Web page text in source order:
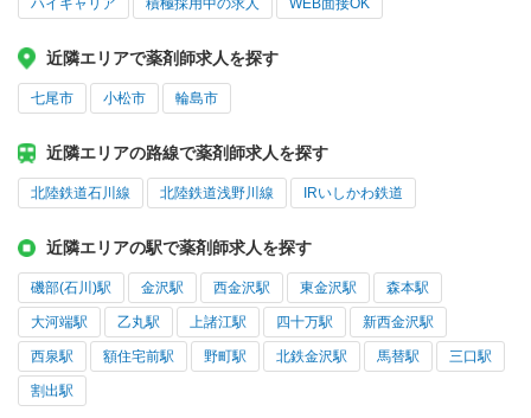
ハイキャリア 積極採用中の求人 WEB面接OK
近隣エリアで薬剤師求人を探す
七尾市 小松市 輪島市
近隣エリアの路線で薬剤師求人を探す
北陸鉄道石川線 北陸鉄道浅野川線 IRいしかわ鉄道
近隣エリアの駅で薬剤師求人を探す
磯部(石川)駅 金沢駅 西金沢駅 東金沢駅 森本駅
大河端駅 乙丸駅 上諸江駅 四十万駅 新西金沢駅
西泉駅 額住宅前駅 野町駅 北鉄金沢駅 馬替駅 三口駅
割出駅